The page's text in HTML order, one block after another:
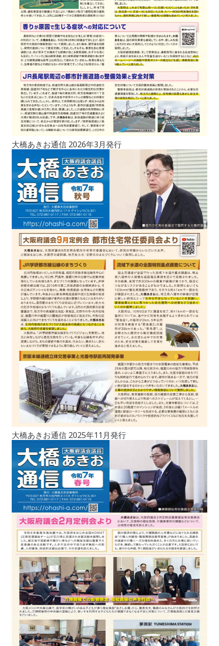
大橋あきお通信 2026年3月発行
大橋あきお通信 2025年11月発行